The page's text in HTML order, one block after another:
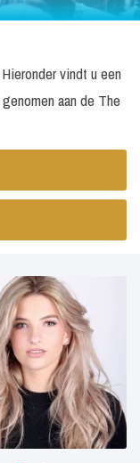
vindt u een
aan de The